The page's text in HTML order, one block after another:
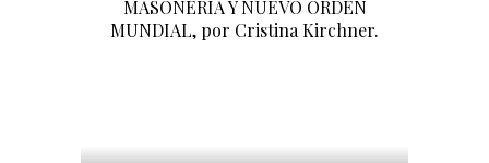
MASONERÍA Y NUEVO ORDEN
MUNDIAL, por Cristina Kirchner.